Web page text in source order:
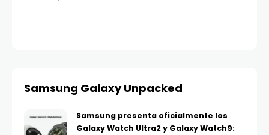
Samsung Galaxy Unpacked
Samsung presenta oficialmente los
Galaxy Watch Ultra2 y Galaxy Watch9: